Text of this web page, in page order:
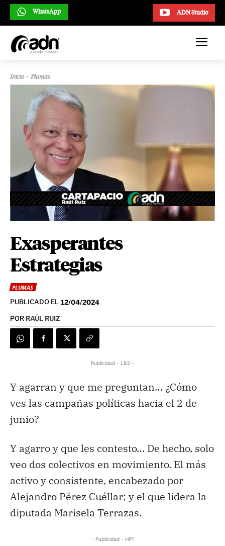
ADN Studio
WhatsApp
Inicio Plumas
Exasperantes
Estrategias
PLUMAS
PUBLICADO EL 12/04/2024
POR RAÚL RUIZ
Publicidad - LB2 -
Y agarran y que me preguntan… ¿Cómo
ves las campañas políticas hacia el 2 de
junio?
Y agarro y que les contesto… De hecho, solo
veo dos colectivos en movimiento. El más
activo y consistente, encabezado por
Alejandro Pérez Cuéllar; y el que lidera la
diputada Marisela Terrazas.
- Publicidad - HP1